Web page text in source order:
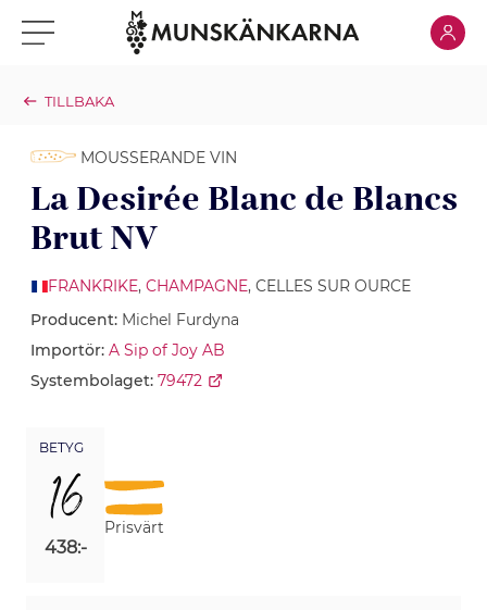
Klicka för meny Klicka
TILLBAKA
MOUSSERANDE VIN
La Desirée Blanc de Blancs
Brut NV
FRANKRIKE, CHAMPAGNE, CELLES SUR OURCE
Producent: Michel Furdyna
Importör: A Sip of Joy AB
Systembolaget: 79472
BETYG
16
438:-
Prisvärt